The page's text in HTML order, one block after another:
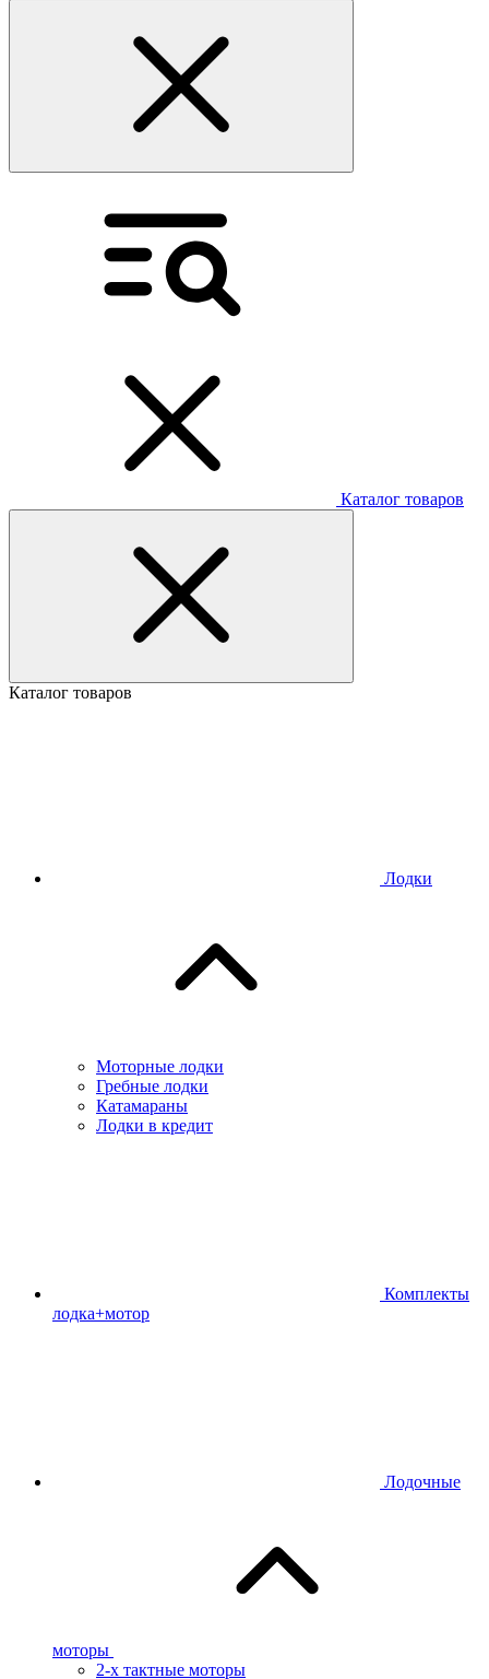
Каталог товаров
Каталог товаров
Лодки
Моторные лодки
Гребные лодки
Катамараны
Лодки в кредит
Комплекты
лодка+мотор
Лодочные
моторы
2-х тактные моторы